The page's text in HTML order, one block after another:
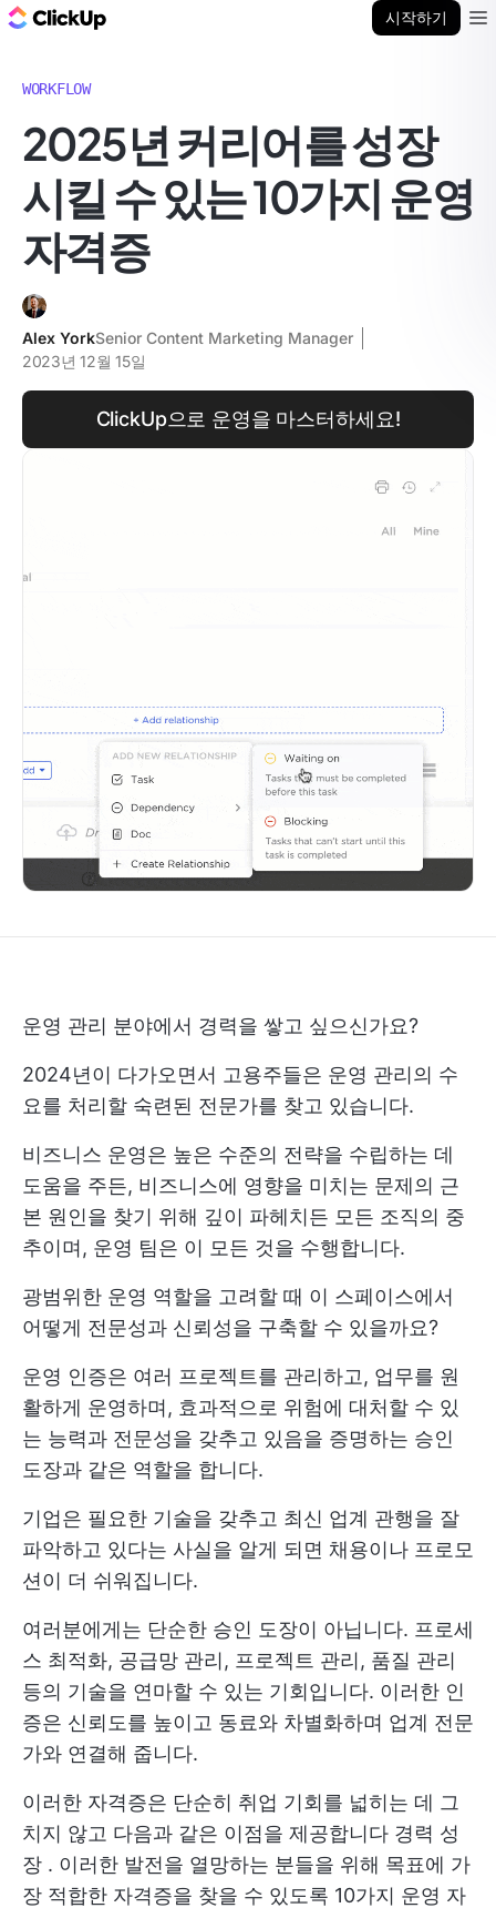
시작하기
WORKFLOW
2025년 커리어를 성장
시킬 수 있는 10가지 운영
자격증
Alex YorkSenior Content Marketing Manager
2023년 12월 15일
ClickUp으로 운영을 마스터하세요!
운영 관리 분야에서 경력을 쌓고 싶으신가요?
2024년이 다가오면서 고용주들은 운영 관리의 수
요를 처리할 숙련된 전문가를 찾고 있습니다.
비즈니스 운영은 높은 수준의 전략을 수립하는 데
도움을 주든, 비즈니스에 영향을 미치는 문제의 근
본 원인을 찾기 위해 깊이 파헤치든 모든 조직의 중
추이며, 운영 팀은 이 모든 것을 수행합니다.
광범위한 운영 역할을 고려할 때 이 스페이스에서
어떻게 전문성과 신뢰성을 구축할 수 있을까요?
운영 인증은 여러 프로젝트를 관리하고, 업무를 원
활하게 운영하며, 효과적으로 위험에 대처할 수 있
는 능력과 전문성을 갖추고 있음을 증명하는 승인
도장과 같은 역할을 합니다.
기업은 필요한 기술을 갖추고 최신 업계 관행을 잘
파악하고 있다는 사실을 알게 되면 채용이나 프로모
션이 더 쉬워집니다.
여러분에게는 단순한 승인 도장이 아닙니다. 프로세
스 최적화, 공급망 관리, 프로젝트 관리, 품질 관리
등의 기술을 연마할 수 있는 기회입니다. 이러한 인
증은 신뢰도를 높이고 동료와 차별화하며 업계 전문
가와 연결해 줍니다.
이러한 자격증은 단순히 취업 기회를 넓히는 데 그
치지 않고 다음과 같은 이점을 제공합니다 경력 성
장 . 이러한 발전을 열망하는 분들을 위해 목표에 가
장 적합한 자격증을 찾을 수 있도록 10가지 운영 자